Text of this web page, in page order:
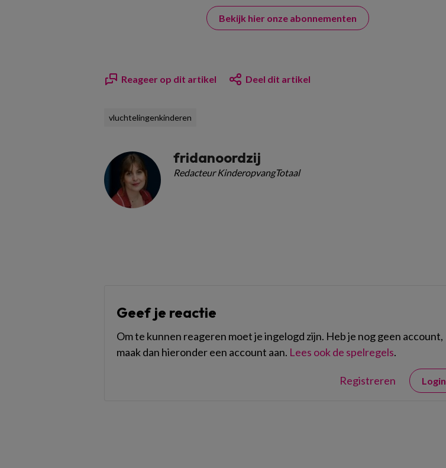
Bekijk hier onze abonnementen
Reageer op dit artikel Deel dit artikel
vluchtelingenkinderen
fridanoordzij
Redacteur KinderopvangTotaal
Geef je reactie
Om te kunnen reageren moet je ingelogd zijn. Heb je nog geen account,
maak dan hieronder een account aan. Lees ook de spelregels.
Registreren Login